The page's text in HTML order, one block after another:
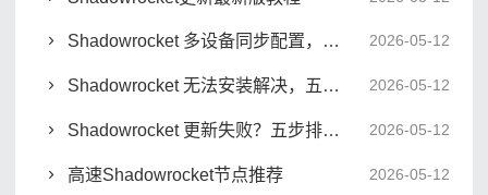
Shadowrocket 多设备同步配置，三端无缝切换实战 2026-05-12
Shadowrocket 无法安装解决，五步排查与配置指南 2026-05-12
Shadowrocket 更新失败？五步排查与节点优化指南 2026-05-12
高速Shadowrocket节点推荐 2026-05-12